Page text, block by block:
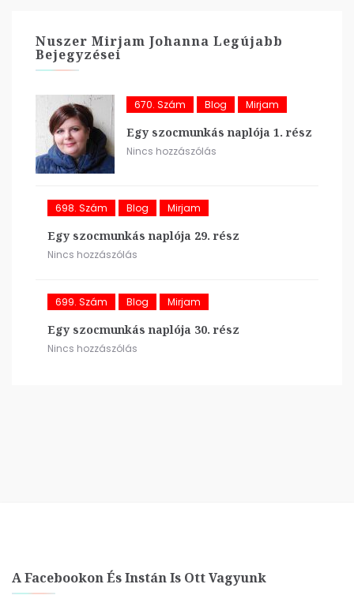
Nuszer Mirjam Johanna Legújabb
Bejegyzései
670. Szám Blog Mirjam
Egy szocmunkás naplója 1. rész
Nincs hozzászólás
698. Szám Blog Mirjam
Egy szocmunkás naplója 29. rész
Nincs hozzászólás
699. Szám Blog Mirjam
Egy szocmunkás naplója 30. rész
Nincs hozzászólás
A Facebookon És Instán Is Ott Vagyunk